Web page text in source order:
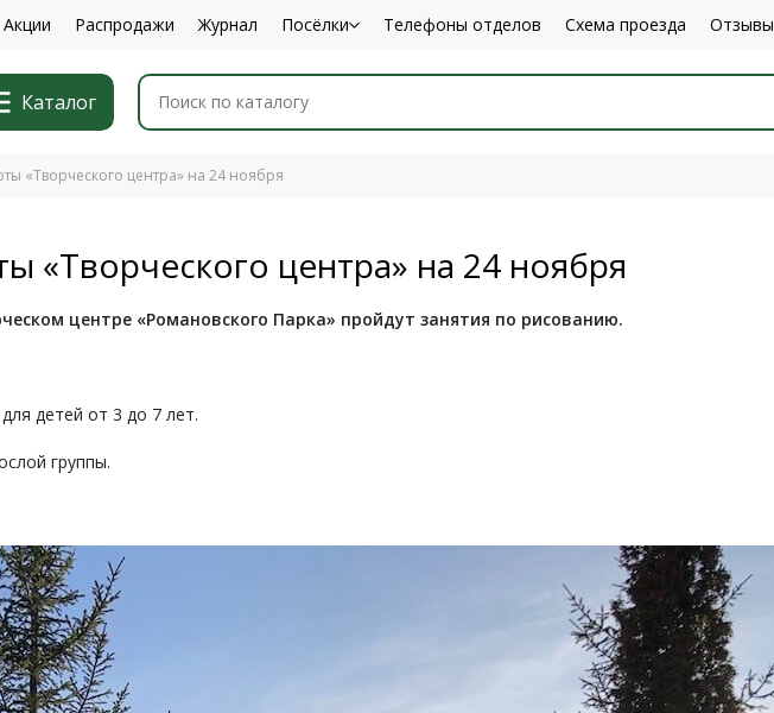
Акции Распродажи Журнал Посёлки Телефоны отделов Схема проезда Отзывы
Каталог
«Творческого центра» на 24 ноября
«Творческого центра» на 24 ноября
центре «Романовского Парка» пройдут занятия по рисованию.
детей от 3 до 7 лет.
группы.